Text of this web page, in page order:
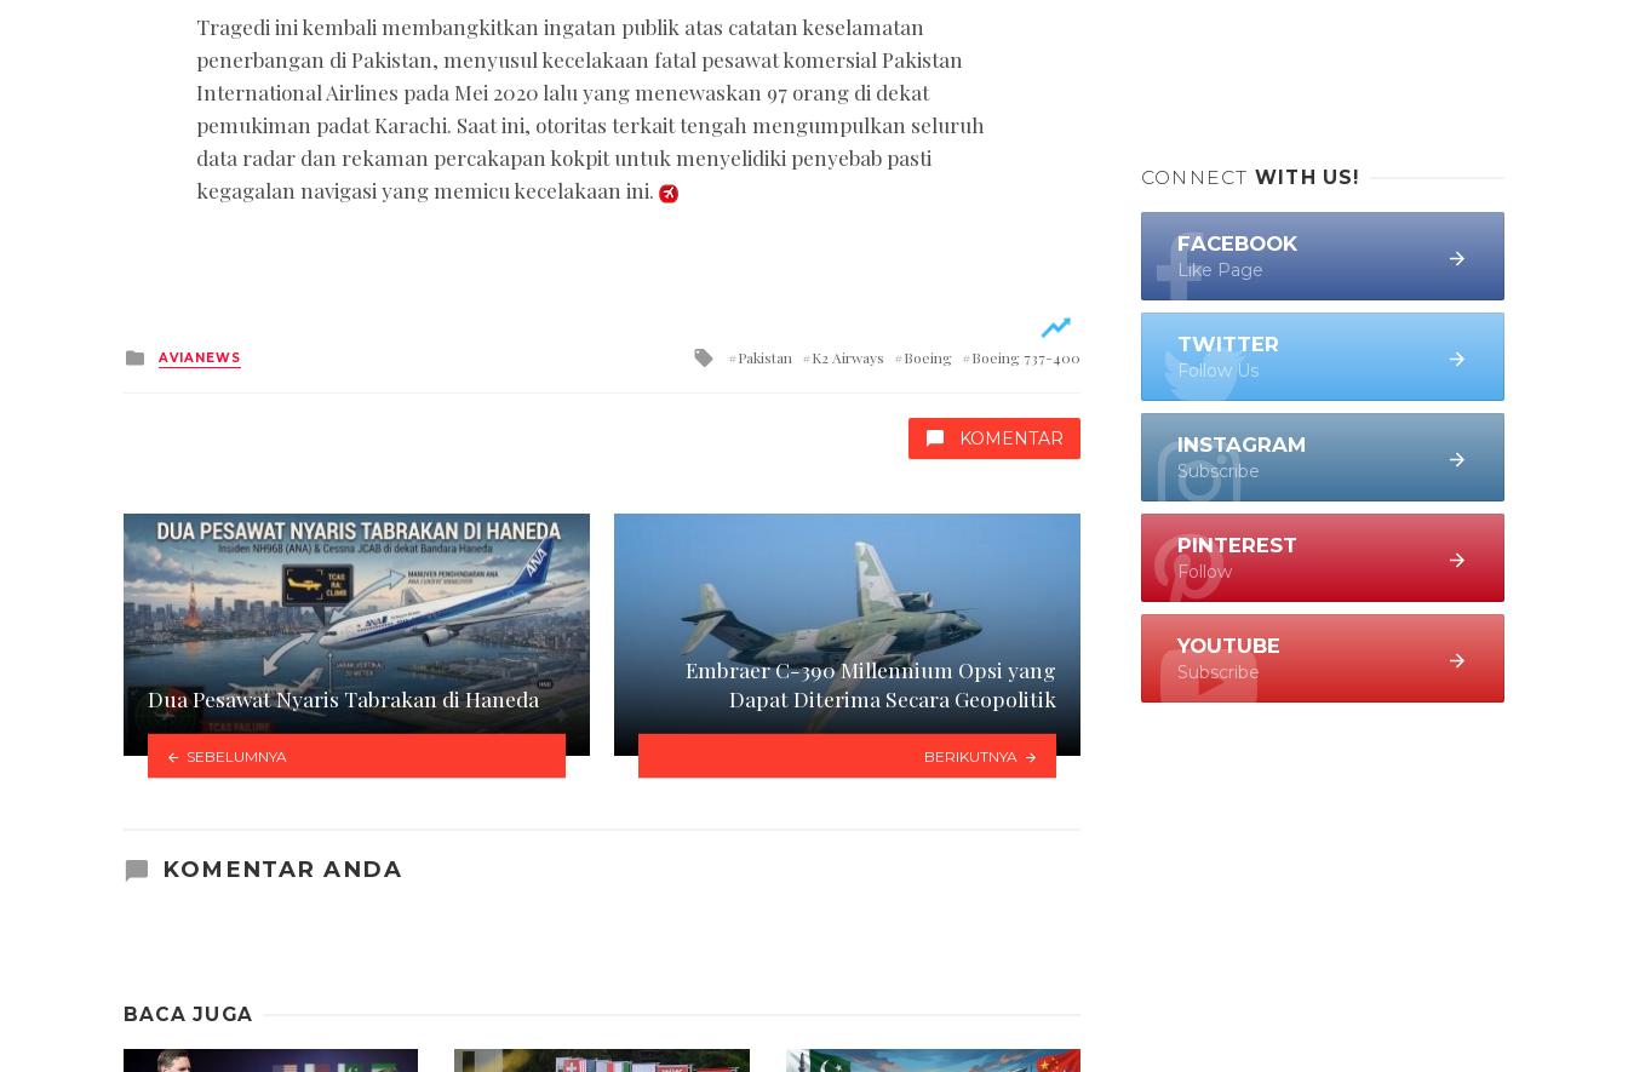
Tragedi ini kembali membangkitkan ingatan publik atas catatan keselamatan
penerbangan di Pakistan, menyusul kecelakaan fatal pesawat komersial Pakistan
International Airlines pada Mei 2020 lalu yang menewaskan 97 orang di dekat
pemukiman padat Karachi. Saat ini, otoritas terkait tengah mengumpulkan seluruh
data radar dan rekaman percakapan kokpit untuk menyelidiki penyebab pasti
kegagalan navigasi yang memicu kecelakaan ini.
Posted
in
AVIANEWS Tagged
Pakistan K2 Airways Boeing Boeing 737-400
KOMENTAR
Dua Pesawat Nyaris Tabrakan di Haneda
SEBELUMNYA
Embraer C-390 Millennium Opsi yang
Dapat Diterima Secara Geopolitik
BERIKUTNYA
KOMENTAR ANDA
BACA JUGA
CONNECT WITH US!
FACEBOOK
Like Page
TWITTER
Follow Us
INSTAGRAM
Subscribe
PINTEREST
Follow
YOUTUBE
Subscribe